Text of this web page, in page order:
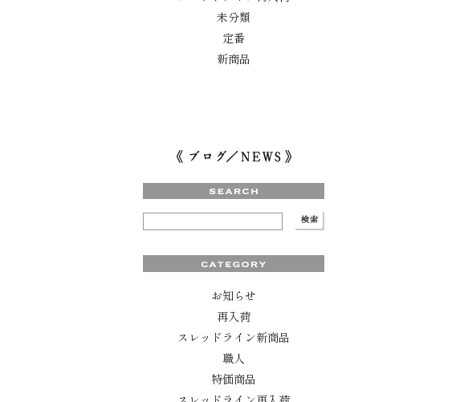
未分類
定番
新商品
お知らせ
再入荷
スレッドライン新商品
職人
特価商品